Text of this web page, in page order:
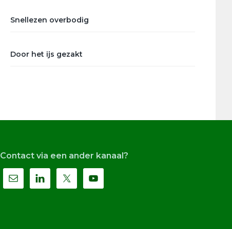
Snellezen overbodig
Door het ijs gezakt
Contact via een ander kanaal?